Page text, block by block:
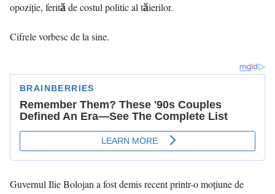
opoziție, ferită de costul politic al tăierilor.
Cifrele vorbesc de la sine.
Guvernul Ilie Bolojan a fost demis recent printr-o moțiune de